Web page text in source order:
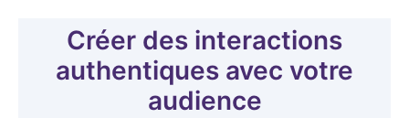
Créer des interactions
authentiques avec votre
audience